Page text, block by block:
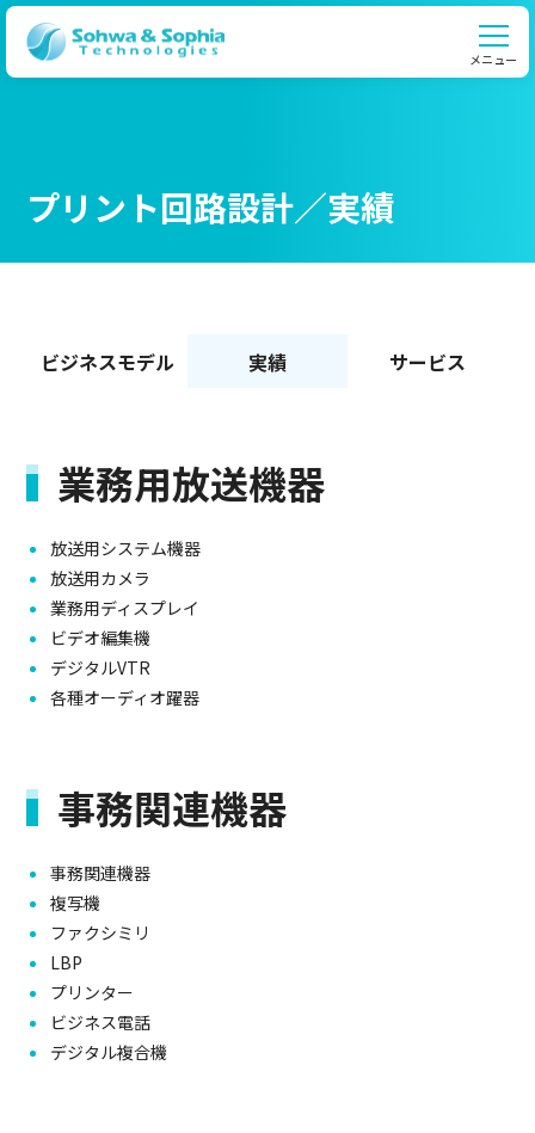
メニュー
プリント回路設計／実績
ビジネスモデル 実績 サービス
業務用放送機器
放送用システム機器
放送用カメラ
業務用ディスプレイ
ビデオ編集機
デジタルVTR
各種オーディオ躍器
事務関連機器
事務関連機器
複写機
ファクシミリ
LBP
プリンター
ビジネス電話
デジタル複合機